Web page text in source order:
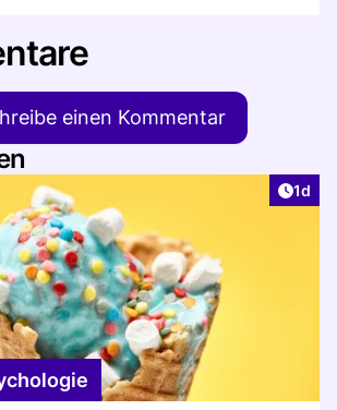
einen Kommentar
1d